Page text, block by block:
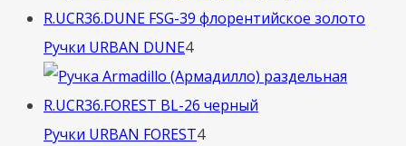
Ручки URBAN DUNE44
товара
Ручки URBAN FOREST44